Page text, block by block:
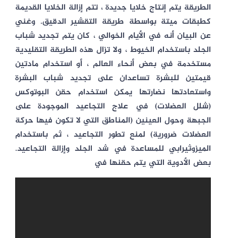
الطريقة يتم إنتاج خلايا جديدة ، تتم إزالة الخلايا القديمة
كطبقات ميتة بواسطة طريقة التقشير الدقيق. وغني
عن البيان أنه في الأيام الخوالي ، كان يتم تجديد شباب
الجلد باستخدام الخيوط ، ولا تزال هذه الطريقة التقليدية
مستخدمة في بعض أنحاء العالم ، أو استخدام مادتين
قيمتين للبشرة تساعدان على تجديد شباب البشرة
واستعادتها نضارتها يمكن استخدام حقن البوتوكس
(شلل العضلات) في علاج التجاعيد الموجودة على
الجبهة وحول العينين (المناطق التي لا تكون فيها حركة
العضلات ضرورية) لمنع تطور التجاعيد ، ثم باستخدام
الميزوثيرابي للمساعدة في شد الجلد وإزالة التجاعيد.
بعض الأدوية التي يتم حقنها في